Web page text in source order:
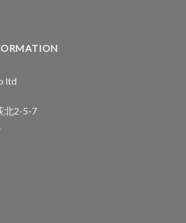
ltd
北2-5-7